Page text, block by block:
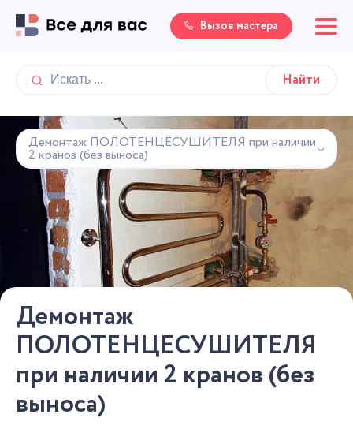
Вызов мастера
Демонтаж ПОЛОТЕНЦЕСУШИТЕЛЯ при наличии
2 кранов (без выноса)
Демонтаж
ПОЛОТЕНЦЕСУШИТЕЛЯ
при наличии 2 кранов (без
выноса)